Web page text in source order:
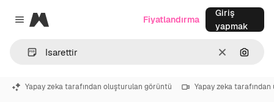
Close menu
Magnific
Temizlemek
Fiyatlandırma
Giriş
yapmak
Yapay zeka tarafından oluşturulan görüntü Yapay zeka